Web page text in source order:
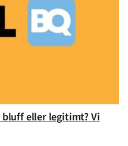
bluff eller legitimt? Vi